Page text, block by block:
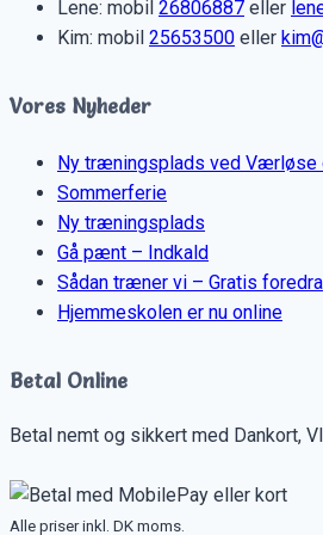
Lene: mobil 26806887 eller
Kim: mobil 25653500 eller
Vores Nyheder
Ny træningsplads ved Værløse
Sommerferie
Ny træningsplads
Gå pænt – Indkald
Sådan træner vi – Gratis
Hjemmeskolen er nu online
Betal Online
Betal nemt og sikkert med Dankort,
Alle priser inkl. DK moms.